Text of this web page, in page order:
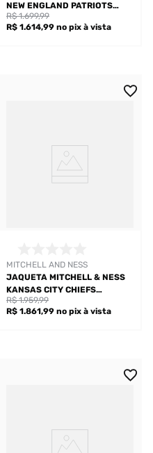
NEW ENGLAND PATRIOTS
RANDY MOSS MASCULINA
R$ 1.614,99 no pix à vista
R$ 1.699,99
MITCHELL AND NESS
JAQUETA MITCHELL & NESS
KANSAS CITY CHIEFS
MASCULINA
R$ 1.861,99 no pix à vista
R$ 1.959,99